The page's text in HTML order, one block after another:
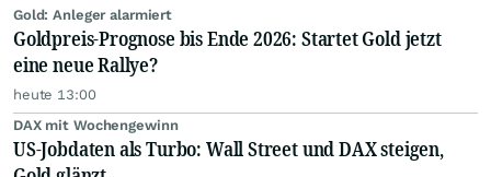
Gold: Anleger alarmiert
Goldpreis-Prognose bis Ende 2026: Startet Gold jetzt
eine neue Rallye?
heute 13:00
DAX mit Wochengewinn
US-Jobdaten als Turbo: Wall Street und DAX steigen,